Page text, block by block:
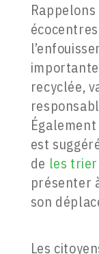
recyclée,
est
de les
présenter
son
Les